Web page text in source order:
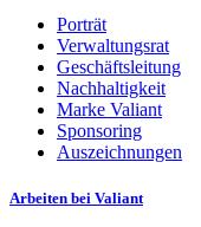
Porträt
Verwaltungsrat
Geschäftsleitung
Nachhaltigkeit
Marke Valiant
Sponsoring
Auszeichnungen
Arbeiten bei Valiant